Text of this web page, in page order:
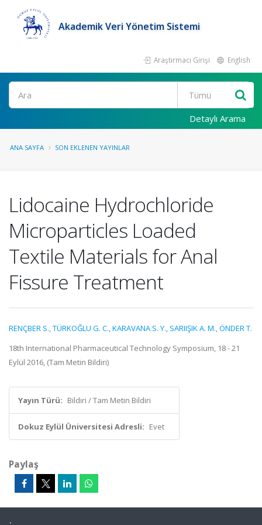
Akademik Veri Yönetim Sistemi
Araştırmacı Girişi English
Ara
Detaylı Arama
ANA SAYFA SON EKLENEN YAYINLAR
Lidocaine Hydrochloride
Microparticles Loaded
Textile Materials for Anal
Fissure Treatment
RENÇBER S.,TÜRKOĞLU G. C.,KARAVANA S. Y., SARIIŞIK A. M.,ÖNDER T.
18th International Pharmaceutical Technology Symposium, 18 - 21
Eylül 2016, (Tam Metin Bildiri)
Yayın Türü: Bildiri / Tam Metin Bildiri
Dokuz Eylül Üniversitesi Adresli: Evet
Paylaş